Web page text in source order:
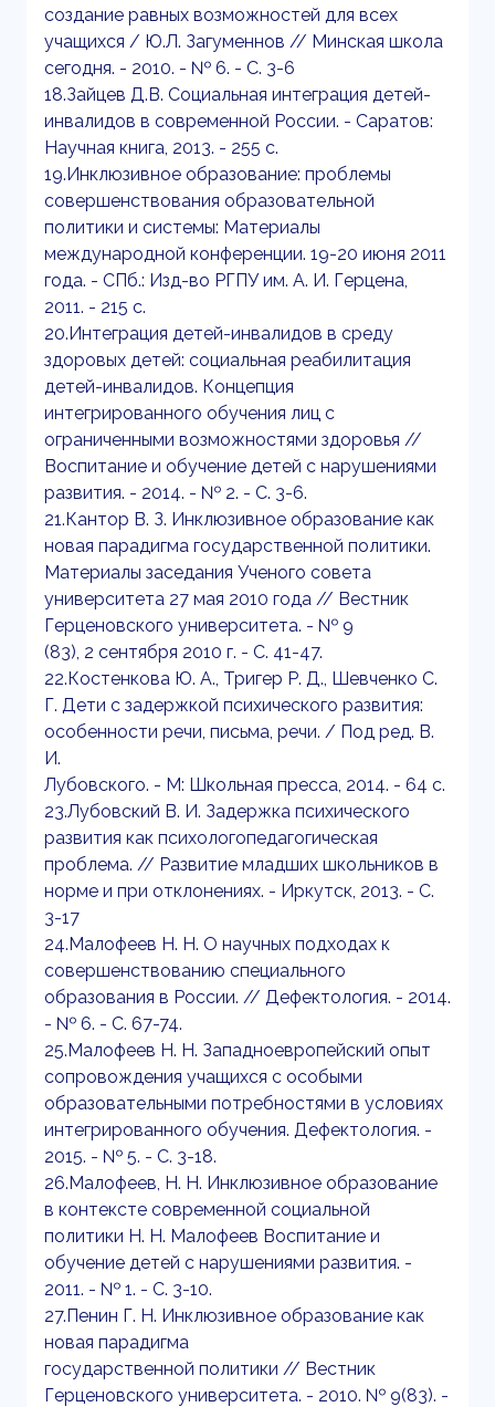
создание равных возможностей для всех
учащихся / Ю.Л. Загуменнов // Минская школа
сегодня. - 2010. - № 6. - С. 3-6
18.Зайцев Д.В. Социальная интеграция детей-
инвалидов в современной России. - Саратов:
Научная книга, 2013. - 255 с.
19.Инклюзивное образование: проблемы
совершенствования образовательной
политики и системы: Материалы
международной конференции. 19-20 июня 2011
года. - СПб.: Изд-во РГПУ им. А. И. Герцена,
2011. - 215 с.
20.Интеграция детей-инвалидов в среду
здоровых детей: социальная реабилитация
детей-инвалидов. Концепция
интегрированного обучения лиц с
ограниченными возможностями здоровья //
Воспитание и обучение детей с нарушениями
развития. - 2014. - № 2. - С. 3-6.
21.Кантор В. З. Инклюзивное образование как
новая парадигма государственной политики.
Материалы заседания Ученого совета
университета 27 мая 2010 года // Вестник
Герценовского университета. - № 9
(83), 2 сентября 2010 г. - С. 41-47.
22.Костенкова Ю. А., Тригер Р. Д., Шевченко С.
Г. Дети с задержкой психического развития:
особенности речи, письма, речи. / Под ред. В.
И.
Лубовского. - М: Школьная пресса, 2014. - 64 с.
23.Лубовский В. И. Задержка психического
развития как психологопедагогическая
проблема. // Развитие младших школьников в
норме и при отклонениях. - Иркутск, 2013. - С.
3-17
24.Малофеев Н. Н. О научных подходах к
совершенствованию специального
образования в России. // Дефектология. - 2014.
- № 6. - С. 67-74.
25.Малофеев Н. Н. Западноевропейский опыт
сопровождения учащихся с особыми
образовательными потребностями в условиях
интегрированного обучения. Дефектология. -
2015. - № 5. - С. 3-18.
26.Малофеев, Н. Н. Инклюзивное образование
в контексте современной социальной
политики Н. Н. Малофеев Воспитание и
обучение детей с нарушениями развития. -
2011. - № 1. - С. 3-10.
27.Пенин Г. Н. Инклюзивное образование как
новая парадигма
государственной политики // Вестник
Герценовского университета. - 2010. № 9(83). -